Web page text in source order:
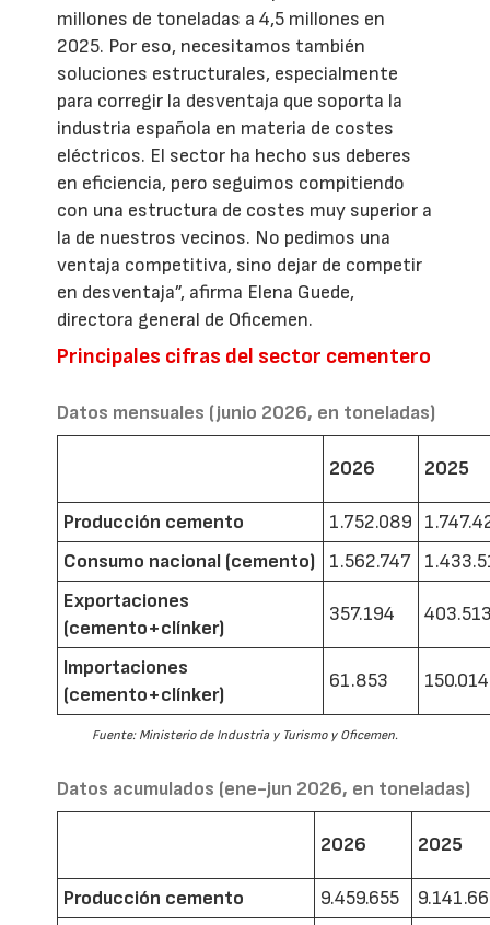
millones de toneladas a 4,5 millones en
2025. Por eso, necesitamos también
soluciones estructurales, especialmente
para corregir la desventaja que soporta la
industria española en materia de costes
eléctricos. El sector ha hecho sus deberes
en eficiencia, pero seguimos compitiendo
con una estructura de costes muy superior a
la de nuestros vecinos. No pedimos una
ventaja competitiva, sino dejar de competir
en desventaja”, afirma Elena Guede,
directora general de Oficemen.
Principales cifras del sector cementero
Datos mensuales (junio 2026, en toneladas)
2026 2025
Producción cemento 1.752.089
Consumo nacional (cemento)
1.562.747
Exportaciones
(cemento+clínker)
357.194
Importaciones
(cemento+clínker)
61.853 150.014
Fuente: Ministerio de Industria y Turismo y Oficemen.
Datos acumulados (ene-jun 2026, en toneladas)
2026 2025
Producción cemento 9.459.655